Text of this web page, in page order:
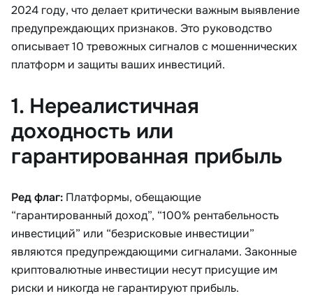
2024 году, что делает критически важным выявление
предупреждающих признаков. Это руководство
описывает 10 тревожных сигналов с мошеннических
платформ и защиты ваших инвестиций.
1. Нереалистичная
доходность или
гарантированная прибыль
Ред флаг: Платформы, обещающие
“гарантированный доход”, “100% рентабельность
инвестиций” или “безрисковые инвестиции”
являются предупреждающими сигналами. Законные
криптовалютные инвестиции несут присущие им
риски и никогда не гарантируют прибыль.